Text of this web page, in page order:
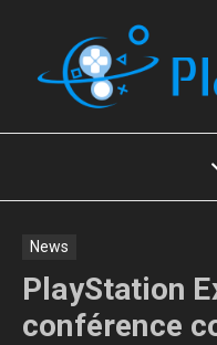
News
PlayStation
conférence